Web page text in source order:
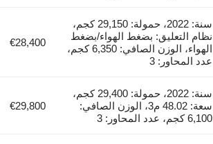
سنة: 2022، حمولة: 29,150 كجم،
نظام التعليق: بضغط الهواء/بضغط
الهواء، الوزن الصافي: 6,350 كجم،
عدد المحاور: 3
€28,400
سنة: 2022، حمولة: 29,400 كجم،
سعة: 48.02 م3، الوزن الصافي:
6,100 كجم، عدد المحاور: 3
€29,800